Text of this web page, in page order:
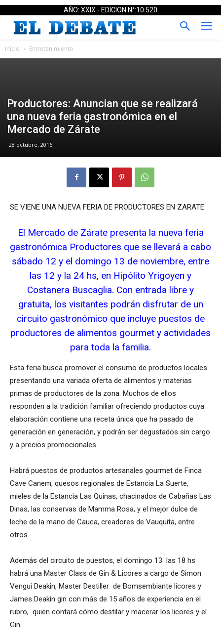
AÑO: XXIX - EDICION N°:10.520
Inicio Entretenimiento
Productores: Anuncian que se realizará
una nueva feria gastronómica en el
Mercado de Zárate
28 octubre, 2016
SE VIENE UNA NUEVA FERIA DE PRODUCTORES EN ZARATE
El Mercado de Zárate presenta la nueva feria
gastronómica Productores que se llevará a cabo
sábado 12 y el domingo 13 de noviembre, entre
las 12 y la 24 hs, en Hipólito Yrigoyen y
Costanera Buscaglia. Con entrada libre y
gratuita, los visitantes podrán disfrutar de un
circuito gastronómico que incluye puestos de
productores de alimentos gourmet y actividades
para toda la familia.
Esta feria busca promover el consumo de productos locales
presentando una variada oferta de alimentos y materias
primas de productores de la zona. Muchos de ellos
responden a la tradición familiar ofreciendo productos cuya
elaboración contiene una receta única que ha pasado de
generación en generación, y podrán ser degustados sin cargo
y a precios promocionales.
Habrá puestos de productos artesanales gourmet de Finca
Cave Canem, quesos regionales de Estancia La Suerte,
mieles de la Estancia Las Quinas, chacinados de Cabañas Las
Dinas, las conservas de Mamma Rosa, y el mejor dulce de
leche de la mano de Cauca, creadores de Vauquita, entre
otros.
Además del circuito de puestos, el domingo 13 las 18 hs
habrá una Master Class de Gin & Licores a cargo de Simon
Vengui Deakin, Master Destiller de Bomsembiante licores y
James Deakin gin con más de 15 años de experiencia en el
rubro, quien contará cómo destilar y macerar los licores y el
Gin.